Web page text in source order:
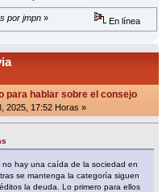
por jmpn » En línea
para hablar sobre el consejo
2025, 17:52 Horas »
hay una caída de la sociedad en
se mantenga la categoría siguen
la deuda. Lo primero para ellos